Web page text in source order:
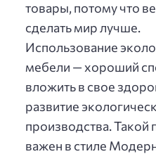
товары, потому что
сделать мир лучше.
Использование
мебели — хороший
вложить в свое
развитие
производства.
важен в стиле